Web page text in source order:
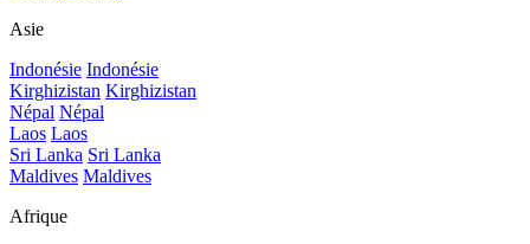
Asie
Indonésie Indonésie
Kirghizistan Kirghizistan
Népal Népal
Laos Laos
Sri Lanka Sri Lanka
Maldives Maldives
Afrique